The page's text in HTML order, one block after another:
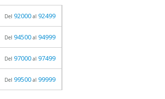
Del 92000 al 92499
Del 94500 al 94999
Del 97000 al 97499
Del 99500 al 99999